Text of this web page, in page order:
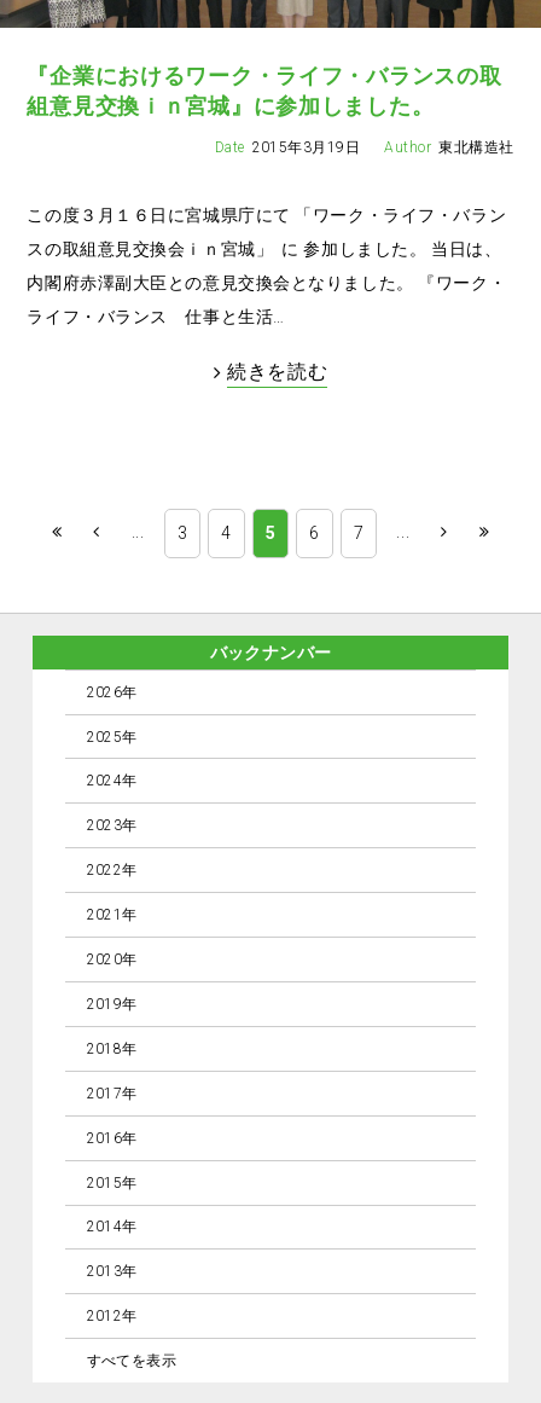
『企業におけるワーク・ライフ・バランスの取
組意見交換ｉｎ宮城』に参加しました。
2015年3月19日 東北構造社
この度３月１６日に宮城県庁にて 「ワーク・ライフ・バラン
スの取組意見交換会ｉｎ宮城」 に 参加しました。 当日は、
内閣府赤澤副大臣との意見交換会となりました。 『ワーク・
ライフ・バランス 仕事と生活…
続きを読む
3 4 5 6 7
バックナンバー
2026年
2025年
2024年
2023年
2022年
2021年
2020年
2019年
2018年
2017年
2016年
2015年
2014年
2013年
2012年
すべてを表示